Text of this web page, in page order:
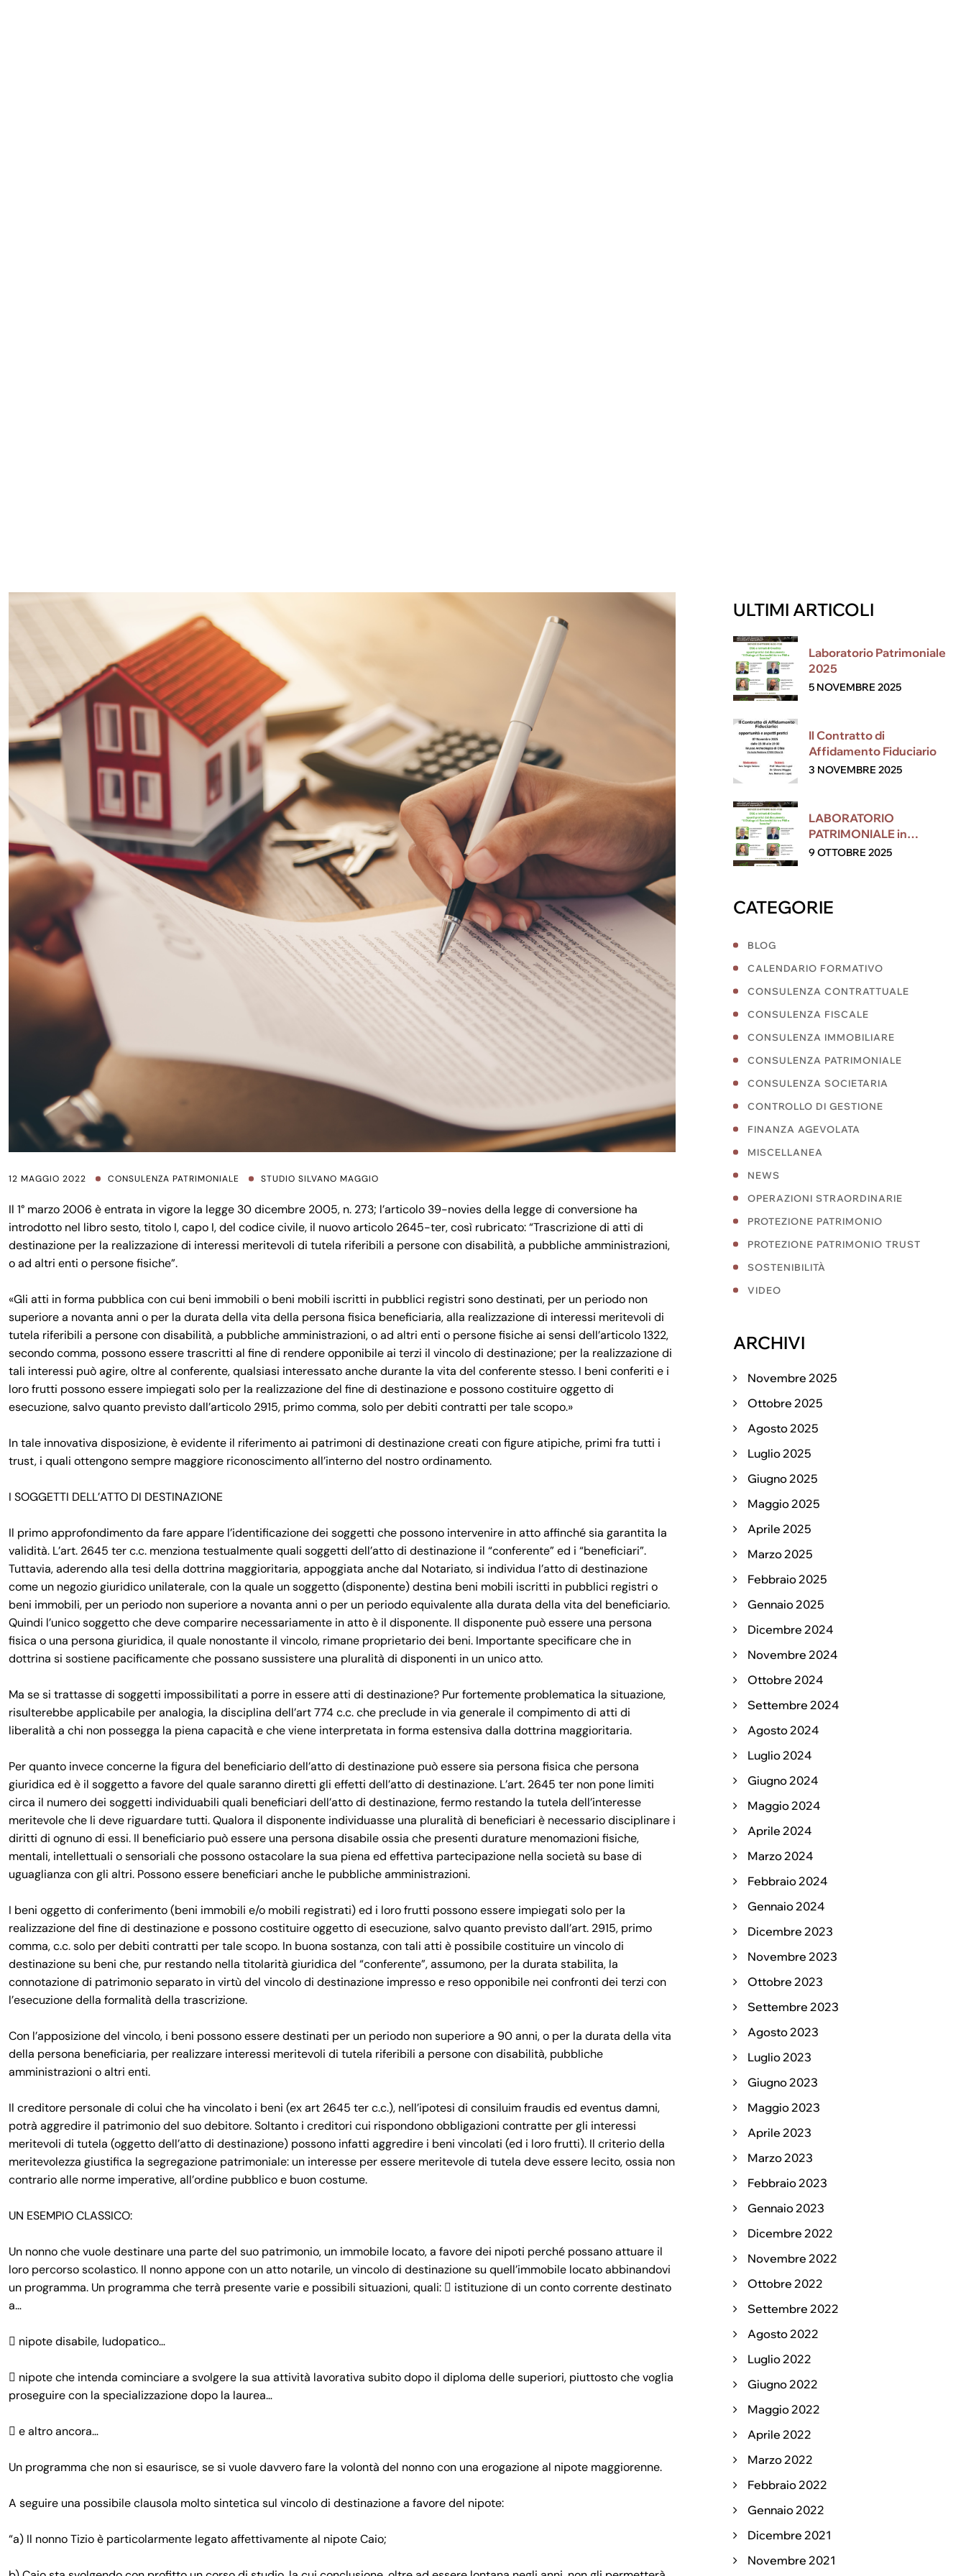
12 MAGGIO 2022 CONSULENZA PATRIMONIALE STUDIO SILVANO MAGGIO
Il 1° marzo 2006 è entrata in vigore la legge 30 dicembre 2005, n. 273; l’articolo 39-novies della legge di conversione ha
introdotto nel libro sesto, titolo I, capo I, del codice civile, il nuovo articolo 2645-ter, così rubricato: “Trascrizione di atti di
destinazione per la realizzazione di interessi meritevoli di tutela riferibili a persone con disabilità, a pubbliche amministrazioni,
o ad altri enti o persone fisiche”.
«Gli atti in forma pubblica con cui beni immobili o beni mobili iscritti in pubblici registri sono destinati, per un periodo non
superiore a novanta anni o per la durata della vita della persona fisica beneficiaria, alla realizzazione di interessi meritevoli di
tutela riferibili a persone con disabilità, a pubbliche amministrazioni, o ad altri enti o persone fisiche ai sensi dell’articolo 1322,
secondo comma, possono essere trascritti al fine di rendere opponibile ai terzi il vincolo di destinazione; per la realizzazione di
tali interessi può agire, oltre al conferente, qualsiasi interessato anche durante la vita del conferente stesso. I beni conferiti e i
loro frutti possono essere impiegati solo per la realizzazione del fine di destinazione e possono costituire oggetto di
esecuzione, salvo quanto previsto dall’articolo 2915, primo comma, solo per debiti contratti per tale scopo.»
In tale innovativa disposizione, è evidente il riferimento ai patrimoni di destinazione creati con figure atipiche, primi fra tutti i
trust, i quali ottengono sempre maggiore riconoscimento all’interno del nostro ordinamento.
I SOGGETTI DELL’ATTO DI DESTINAZIONE
Il primo approfondimento da fare appare l’identificazione dei soggetti che possono intervenire in atto affinché sia garantita la
validità. L’art. 2645 ter c.c. menziona testualmente quali soggetti dell’atto di destinazione il “conferente” ed i “beneficiari”.
Tuttavia, aderendo alla tesi della dottrina maggioritaria, appoggiata anche dal Notariato, si individua l’atto di destinazione
come un negozio giuridico unilaterale, con la quale un soggetto (disponente) destina beni mobili iscritti in pubblici registri o
beni immobili, per un periodo non superiore a novanta anni o per un periodo equivalente alla durata della vita del beneficiario.
Quindi l’unico soggetto che deve comparire necessariamente in atto è il disponente. Il disponente può essere una persona
fisica o una persona giuridica, il quale nonostante il vincolo, rimane proprietario dei beni. Importante specificare che in
dottrina si sostiene pacificamente che possano sussistere una pluralità di disponenti in un unico atto.
Ma se si trattasse di soggetti impossibilitati a porre in essere atti di destinazione? Pur fortemente problematica la situazione,
risulterebbe applicabile per analogia, la disciplina dell’art 774 c.c. che preclude in via generale il compimento di atti di
liberalità a chi non possegga la piena capacità e che viene interpretata in forma estensiva dalla dottrina maggioritaria.
Per quanto invece concerne la figura del beneficiario dell’atto di destinazione può essere sia persona fisica che persona
giuridica ed è il soggetto a favore del quale saranno diretti gli effetti dell’atto di destinazione. L’art. 2645 ter non pone limiti
circa il numero dei soggetti individuabili quali beneficiari dell’atto di destinazione, fermo restando la tutela dell’interesse
meritevole che li deve riguardare tutti. Qualora il disponente individuasse una pluralità di beneficiari è necessario disciplinare i
diritti di ognuno di essi. Il beneficiario può essere una persona disabile ossia che presenti durature menomazioni fisiche,
mentali, intellettuali o sensoriali che possono ostacolare la sua piena ed effettiva partecipazione nella società su base di
uguaglianza con gli altri. Possono essere beneficiari anche le pubbliche amministrazioni.
I beni oggetto di conferimento (beni immobili e/o mobili registrati) ed i loro frutti possono essere impiegati solo per la
realizzazione del fine di destinazione e possono costituire oggetto di esecuzione, salvo quanto previsto dall’art. 2915, primo
comma, c.c. solo per debiti contratti per tale scopo. In buona sostanza, con tali atti è possibile costituire un vincolo di
destinazione su beni che, pur restando nella titolarità giuridica del “conferente”, assumono, per la durata stabilita, la
connotazione di patrimonio separato in virtù del vincolo di destinazione impresso e reso opponibile nei confronti dei terzi con
l’esecuzione della formalità della trascrizione.
Con l’apposizione del vincolo, i beni possono essere destinati per un periodo non superiore a 90 anni, o per la durata della vita
della persona beneficiaria, per realizzare interessi meritevoli di tutela riferibili a persone con disabilità, pubbliche
amministrazioni o altri enti.
Il creditore personale di colui che ha vincolato i beni (ex art 2645 ter c.c.), nell’ipotesi di consiluim fraudis ed eventus damni,
potrà aggredire il patrimonio del suo debitore. Soltanto i creditori cui rispondono obbligazioni contratte per gli interessi
meritevoli di tutela (oggetto dell’atto di destinazione) possono infatti aggredire i beni vincolati (ed i loro frutti). Il criterio della
meritevolezza giustifica la segregazione patrimoniale: un interesse per essere meritevole di tutela deve essere lecito, ossia non
contrario alle norme imperative, all’ordine pubblico e buon costume.
UN ESEMPIO CLASSICO:
Un nonno che vuole destinare una parte del suo patrimonio, un immobile locato, a favore dei nipoti perché possano attuare il
loro percorso scolastico. Il nonno appone con un atto notarile, un vincolo di destinazione su quell’immobile locato abbinandovi
un programma. Un programma che terrà presente varie e possibili situazioni, quali:  istituzione di un conto corrente destinato
a…
 nipote disabile, ludopatico…
 nipote che intenda cominciare a svolgere la sua attività lavorativa subito dopo il diploma delle superiori, piuttosto che voglia
proseguire con la specializzazione dopo la laurea…
 e altro ancora…
Un programma che non si esaurisce, se si vuole davvero fare la volontà del nonno con una erogazione al nipote maggiorenne.
A seguire una possibile clausola molto sintetica sul vincolo di destinazione a favore del nipote:
“a) Il nonno Tizio è particolarmente legato affettivamente al nipote Caio;
ULTIMI ARTICOLI
Laboratorio Patrimoniale
2025
5 NOVEMBRE 2025
Il Contratto di
Affidamento Fiduciario
3 NOVEMBRE 2025
LABORATORIO
PATRIMONIALE in
collaborazione con ESG
9 OTTOBRE 2025
CATEGORIE
BLOG
CALENDARIO FORMATIVO
CONSULENZA CONTRATTUALE
CONSULENZA FISCALE
CONSULENZA IMMOBILIARE
CONSULENZA PATRIMONIALE
CONSULENZA SOCIETARIA
CONTROLLO DI GESTIONE
FINANZA AGEVOLATA
MISCELLANEA
NEWS
OPERAZIONI STRAORDINARIE
PROTEZIONE PATRIMONIO
PROTEZIONE PATRIMONIO TRUST
SOSTENIBILITÀ
VIDEO
ARCHIVI
Novembre 2025
Ottobre 2025
Agosto 2025
Luglio 2025
Giugno 2025
Maggio 2025
Aprile 2025
Marzo 2025
Febbraio 2025
Gennaio 2025
Dicembre 2024
Novembre 2024
Ottobre 2024
Settembre 2024
Agosto 2024
Luglio 2024
Giugno 2024
Maggio 2024
Aprile 2024
Marzo 2024
Febbraio 2024
Gennaio 2024
Dicembre 2023
Novembre 2023
Ottobre 2023
Settembre 2023
Agosto 2023
Luglio 2023
Giugno 2023
Maggio 2023
Aprile 2023
Marzo 2023
Febbraio 2023
Gennaio 2023
Dicembre 2022
Novembre 2022
Ottobre 2022
Settembre 2022
Agosto 2022
Luglio 2022
Giugno 2022
Maggio 2022
Aprile 2022
Marzo 2022
Febbraio 2022
Gennaio 2022
Dicembre 2021
Novembre 2021